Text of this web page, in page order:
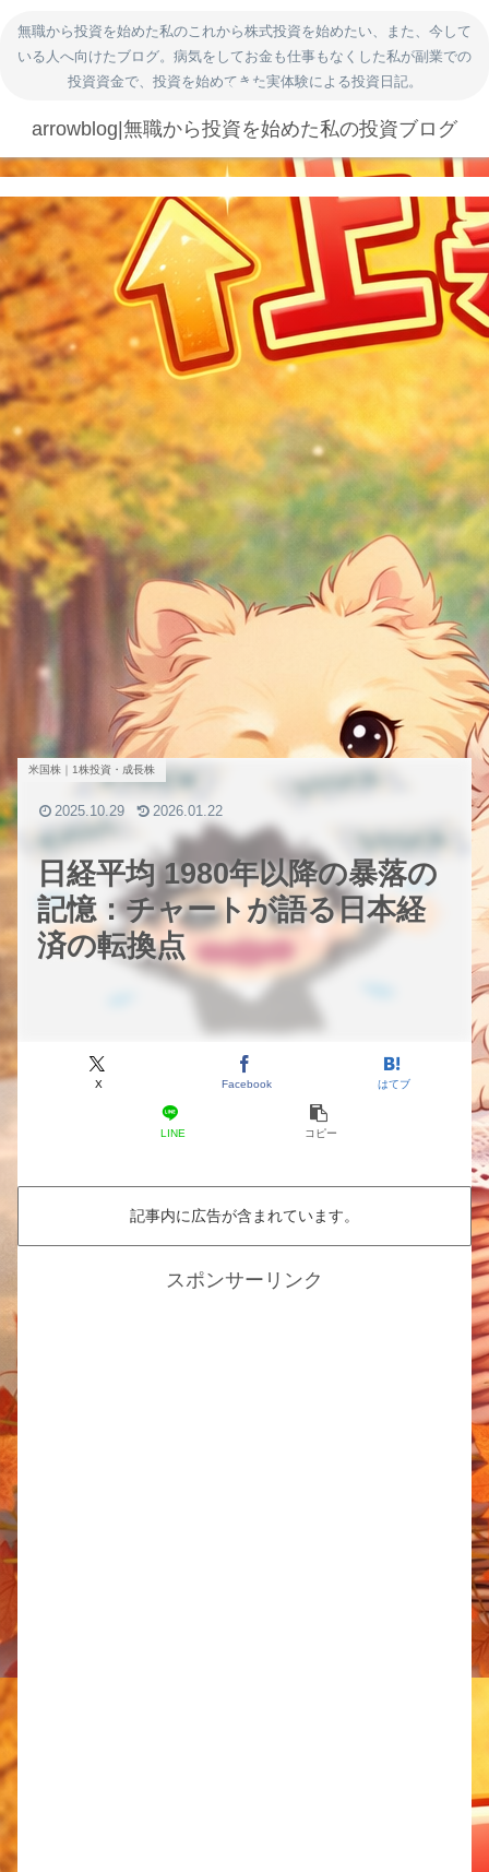
無職から投資を始めた私のこれから株式投資を始めたい、また、今して
いる人へ向けたブログ。病気をしてお金も仕事もなくした私が副業での
投資資金で、投資を始めてきた実体験による投資日記。
arrowblog|無職から投資を始めた私の投資ブログ
日経平均 1980年以降の暴落の
記憶：チャートが語る日本経
済の転換点
米国株｜1株投資・成長株
X Facebook はてブ
LINE コピー
2025.10.29 2026.01.22
記事内に広告が含まれています。
スポンサーリンク